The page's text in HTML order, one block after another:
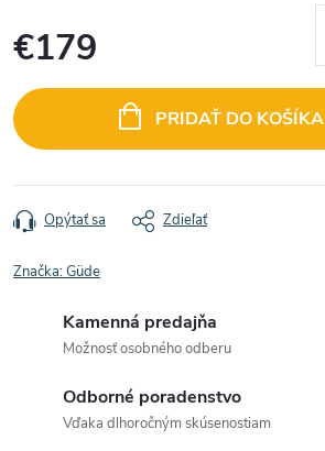
€179
cena:
PRIDAŤ DO KOŠÍKA
Opýtať sa Zdieľať
Značka:Güde
Kamenná predajňa
Možnosť osobného odberu
Odborné poradenstvo
Vďaka dlhoročným skúsenostiam